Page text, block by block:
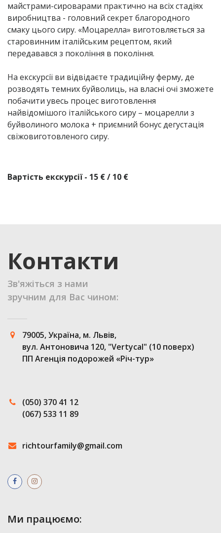
майстрами-сироварами практично на всіх стадіях
виробництва - головний секрет благородного
смаку цього сиру. «Моцарелла» виготовляється за
старовинним італійським рецептом, який
передавався з покоління в покоління.
На екскурсії ви відвідаєте традиційну ферму, де
розводять темних буйволиць, на власні очі зможете
побачити увесь процес виготовлення
найвідомішого італійського сиру – моцарелли з
буйволиного молока + приємний бонус дегустація
свіжовиготовленого сиру.
Вартість екскурсії - 15 € / 10 €
Контакти
Зв'яжіться з нами
зручним для Вас чином:
79005, Україна, м. Львів,
вул. Антоновича 120, "Vertycal" (10 поверх)
ПП Агенція подорожей «Річ-тур»
(050) 370 41 12
(067) 533 11 89
richtourfamily@gmail.com
Ми працюємо: